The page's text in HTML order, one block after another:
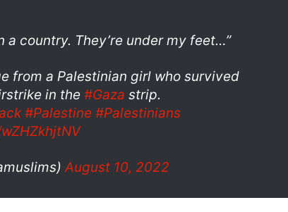
a country. They’re under my feet…”
from a Palestinian girl who survived
in the #Gaza strip.
#Palestine #Palestinians
August 10, 2022